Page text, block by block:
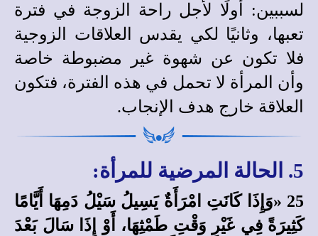
لسببين: أولًا لأجل راحة الزوجة في فترة
تعبها، وثانيًا لكي يقدس العلاقات الزوجية
فلا تكون عن شهوة غير مضبوطة خاصة
وأن المرأة لا تحمل في هذه الفترة، فتكون
العلاقة خارج هدف الإنجاب.
5. الحالة المرضية للمرأة:
25 «وَإِذَا كَانَتِ امْرَأَةٌ يَسِيلُ سَيْلُ دَمِهَا أَيَّامًا
كَثِيرَةً فِي غَيْرِ وَقْتِ طَمْثِهَا، أَوْ إِذَا سَالَ بَعْدَ